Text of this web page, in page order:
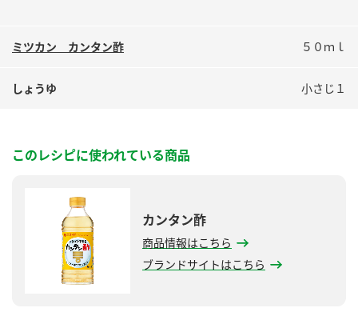
ミツカン カンタン酢 ５０ｍｌ
しょうゆ 小さじ１
このレシピに使われている商品
カンタン酢
商品情報はこちら
ブランドサイトはこちら